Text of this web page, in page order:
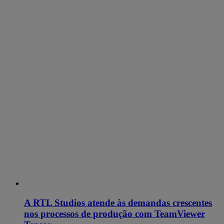
A RTL Studios atende às demandas crescentes
nos processos de produção com TeamViewer